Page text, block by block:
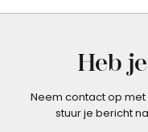
Heb
Neem contact op
stuur je bericht